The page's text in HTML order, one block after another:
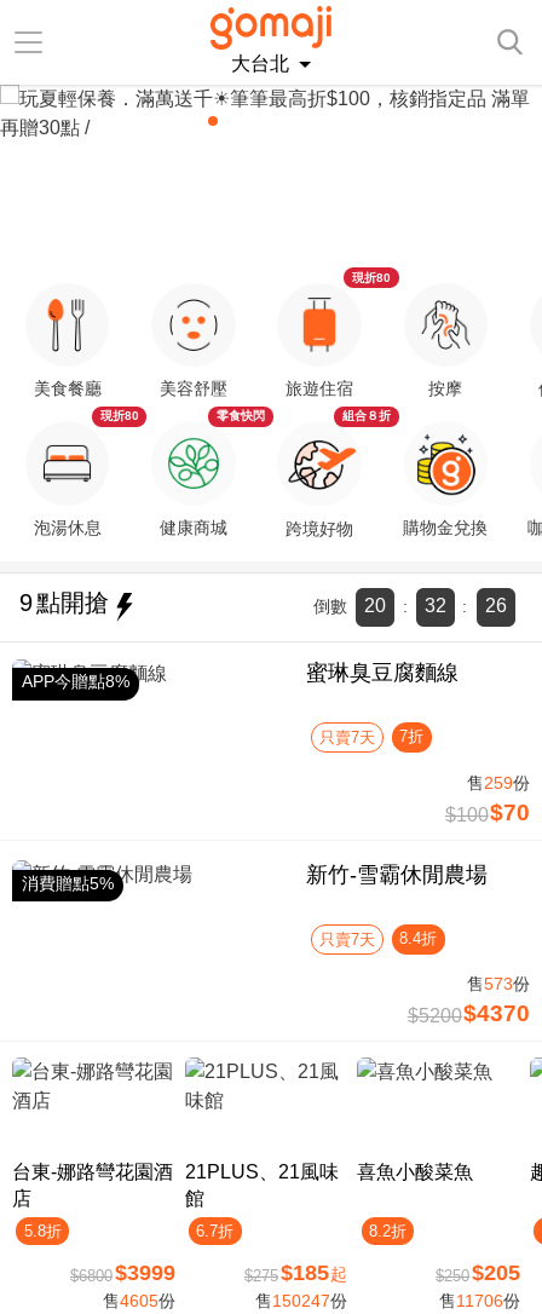
大台北
美食餐廳
泡湯休息
現折80
美容舒壓
健康商城
零食快閃
旅遊住宿
現折80
跨境好物
組合８折
按摩
購物金兌換
9點開搶 倒數 20 : 32 : 25
APP今贈點8% 蜜琳臭豆腐麵線
只賣7天 7折
售259份
$100$70
消費贈點5% 新竹-雪霸休閒農場
只賣7天 8.4折
售573份
$5200$4370
台東-娜路彎花園酒
店
5.8折
$6800$3999
售4605份
21PLUS、21風味
館
6.7折
$275$185起
售150247份
喜魚小酸菜魚
8.2折
$250$205
售11706份